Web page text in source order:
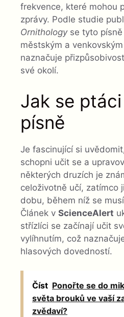
frekvence, které mohou
zprávy. Podle studie
Ornithologyse tyto písně
městským a
naznačuje
své okolí.
Jak se
písně
Je fascinující si
schopni učit se a
některých druzích je
celoživotně učí, zatímco
dobu, během níž se
Článek v ScienceAlert
střízlíci se začínají učit
vylíhnutím, což
hlasových dovedností.
Číst Ponořte se do
světa brouků ve vaší
zvědaví?